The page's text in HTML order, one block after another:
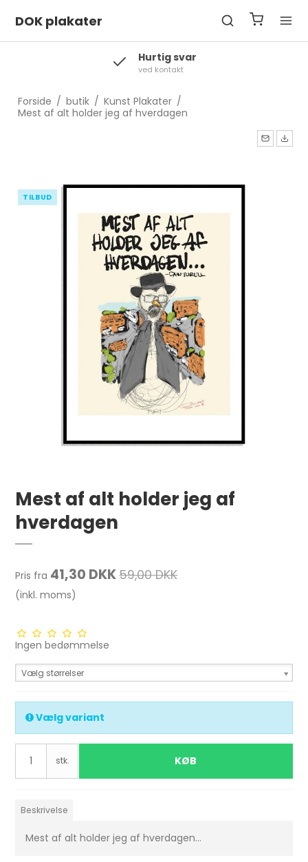
DOK plakater
Levering
2-3 hverdage
Forside / butik / Kunst Plakater /
Mest af alt holder jeg af hverdagen
TILBUD
Mest af alt holder jeg af
hverdagen
Pris fra 41,30 DKK59,00 DKK
(inkl. moms)
Ingen bedømmelse
Vælg størrelser
Vælg variant
stk. KØB
Beskrivelse
Mest af alt holder jeg af hverdagen...